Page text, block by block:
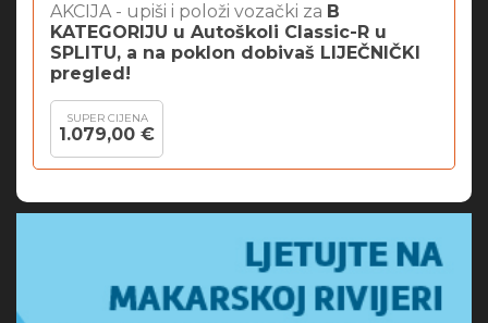
AKCIJA - upiši i položi vozački za B
KATEGORIJU u Autoškoli Classic-R u
SPLITU, a na poklon dobivaš LIJEČNIČKI
pregled!
SUPER CIJENA
1.079,00 €